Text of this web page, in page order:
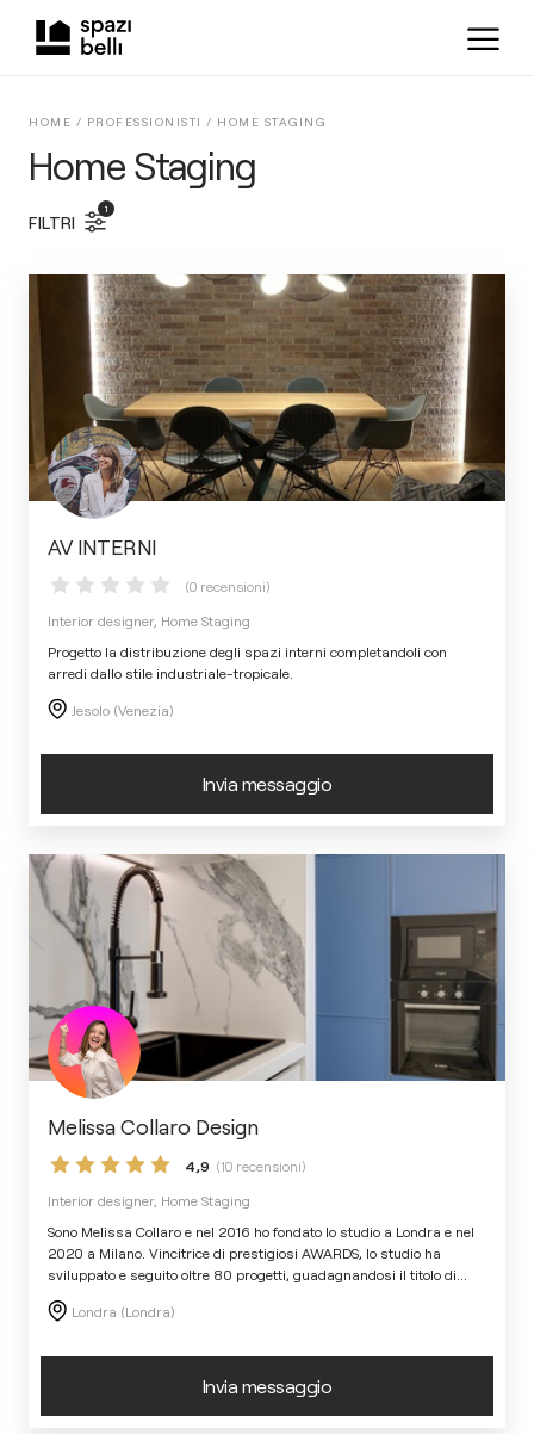
Home Staging
HOME / PROFESSIONISTI / HOME STAGING
FILTRI
1
AV INTERNI
(0 recensioni)
Interior designer, Home Staging
Progetto la distribuzione degli spazi interni completandoli con
arredi dallo stile industriale-tropicale.
Jesolo (Venezia)
Invia messaggio
Melissa Collaro Design
4,9 (10 recensioni)
Interior designer, Home Staging
Sono Melissa Collaro e nel 2016 ho fondato lo studio a Londra e nel
2020 a Milano. Vincitrice di prestigiosi AWARDS, lo studio ha
sviluppato e seguito oltre 80 progetti, guadagnandosi il titolo di
Londra (Londra)
Invia messaggio